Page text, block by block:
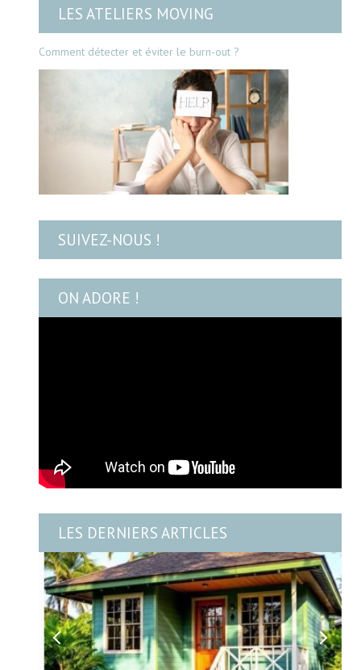
LES ATELIERS MOVING
Comment détecter et éviter le burn-out ?
SUIVEZ-NOUS !
ON ADORE !
LES DERNIERS ARTICLES